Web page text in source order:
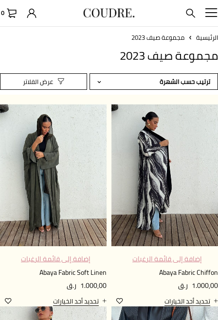
0
مجموعة صيف 2023
صيف 2023
ترتيب حسب الشهرة
إضافة إلى قائمة الرغبات
Abaya Fabric
ر.ق
تحديد أحد الخيارات
إضافة إلى قائمة الرغبات
Abaya Fabric Soft Linen
1.000,00 ر.ق
تحديد أحد الخيارات